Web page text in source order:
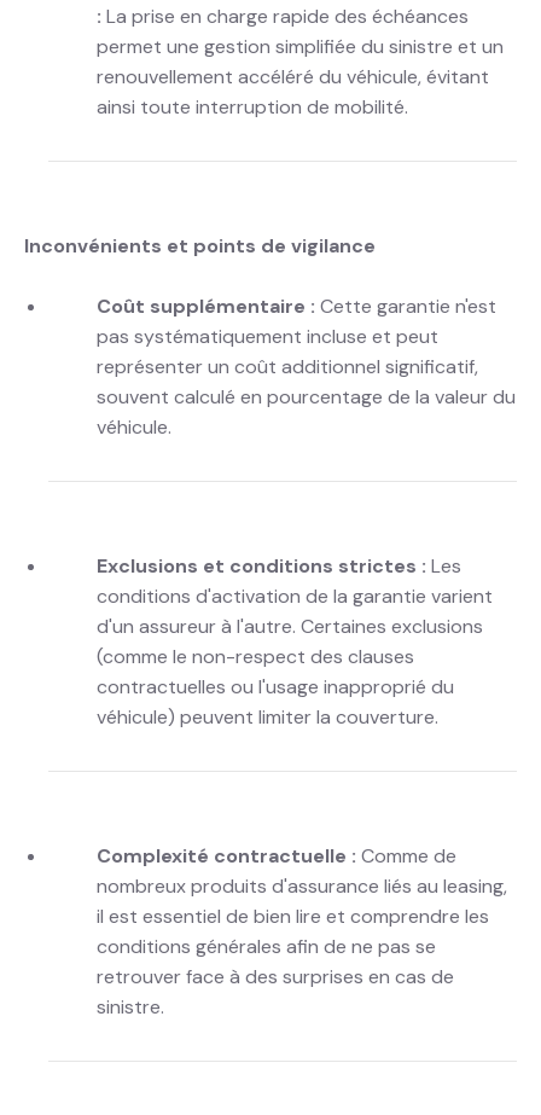
: La prise en charge rapide des échéances
permet une gestion simplifiée du sinistre et un
renouvellement accéléré du véhicule, évitant
ainsi toute interruption de mobilité.
Inconvénients et points de vigilance
Coût supplémentaire : Cette garantie n'est
pas systématiquement incluse et peut
représenter un coût additionnel significatif,
souvent calculé en pourcentage de la valeur du
véhicule.
Exclusions et conditions strictes : Les
conditions d'activation de la garantie varient
d'un assureur à l'autre. Certaines exclusions
(comme le non-respect des clauses
contractuelles ou l'usage inapproprié du
véhicule) peuvent limiter la couverture.
Complexité contractuelle : Comme de
nombreux produits d'assurance liés au leasing,
il est essentiel de bien lire et comprendre les
conditions générales afin de ne pas se
retrouver face à des surprises en cas de
sinistre.